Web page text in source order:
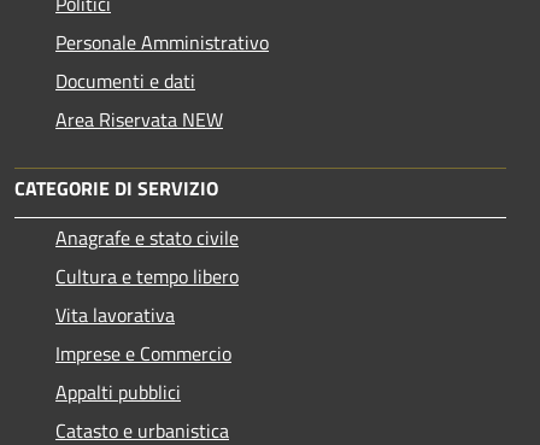
Personale Amministrativo
Documenti e dati
Area Riservata NEW
CATEGORIE DI SERVIZIO
Anagrafe e stato civile
Cultura e tempo libero
Vita lavorativa
Imprese e Commercio
Appalti pubblici
Catasto e urbanistica